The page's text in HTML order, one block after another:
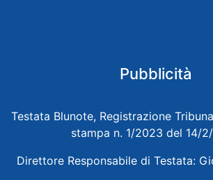
Pubblicità
Testata Blunote, Registrazione
stampa n. 1/2023 del 14/
Direttore Responsabile di Testata: